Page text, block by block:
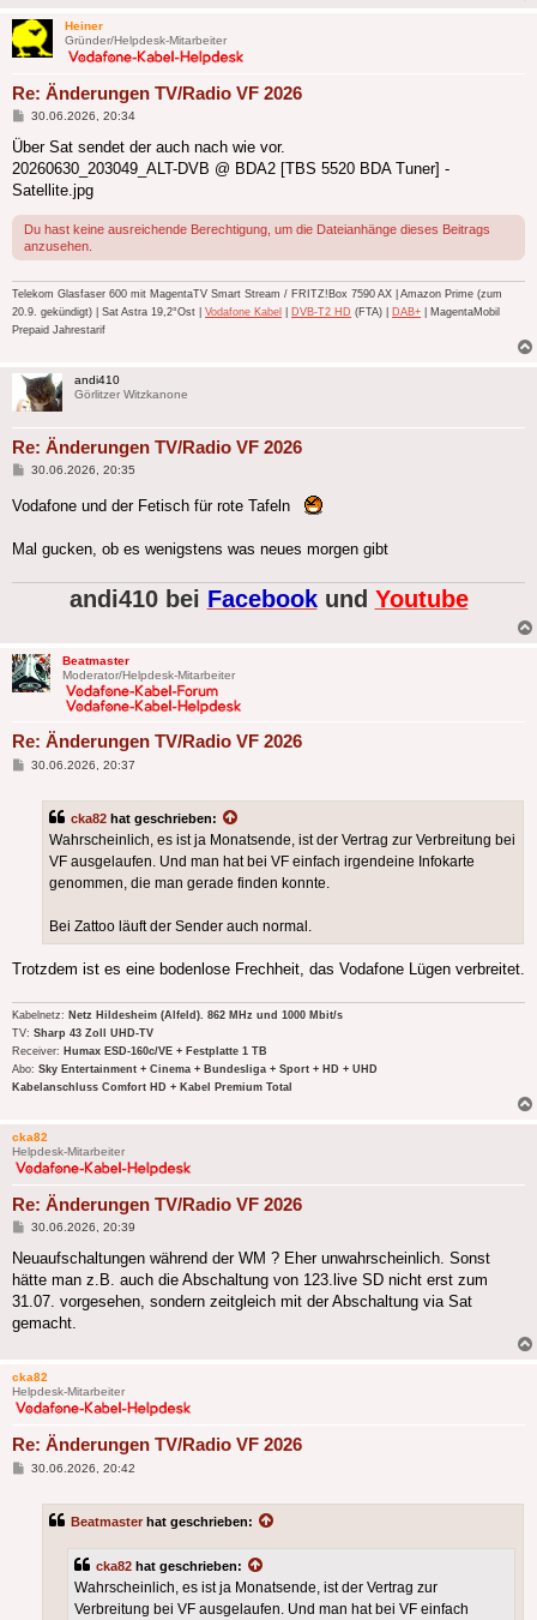
Heiner
Gründer/Helpdesk-Mitarbeiter
Re: Änderungen TV/Radio VF 2026
Beitrag
30.06.2026, 20:34
Über Sat sendet der auch nach wie vor.
20260630_203049_ALT-DVB @ BDA2 [TBS 5520 BDA Tuner] -
Satellite.jpg
Du hast keine ausreichende Berechtigung, um die Dateianhänge dieses Beitrags
anzusehen.
Telekom Glasfaser 600 mit MagentaTV Smart Stream / FRITZ!Box 7590 AX | Amazon Prime (zum
20.9. gekündigt) | Sat Astra 19,2°Ost | Vodafone Kabel DVB-T2 HD (FTA) | DAB+ | MagentaMobil
Prepaid Jahrestarif
andi410
Görlitzer Witzkanone
Re: Änderungen TV/Radio VF 2026
Beitrag
30.06.2026, 20:35
Vodafone und der Fetisch für rote Tafeln
Mal gucken, ob es wenigstens was neues morgen gibt
andi410 bei Facebookund Youtube
Beatmaster
Moderator/Helpdesk-Mitarbeiter
Re: Änderungen TV/Radio VF 2026
Beitrag
30.06.2026, 20:37
cka82 hat geschrieben:
Wahrscheinlich, es ist ja Monatsende, ist der Vertrag zur Verbreitung bei
VF ausgelaufen. Und man hat bei VF einfach irgendeine Infokarte
genommen, die man gerade finden konnte.
Bei Zattoo läuft der Sender auch normal.
Trotzdem ist es eine bodenlose Frechheit, das Vodafone Lügen verbreitet.
Kabelnetz: Netz Hildesheim (Alfeld). 862 MHz und 1000 Mbit/s
TV: Sharp 43 Zoll UHD-TV
Receiver: Humax ESD-160c/VE + Festplatte 1 TB
Abo: Sky Entertainment + Cinema + Bundesliga + Sport + HD + UHD
Kabelanschluss Comfort HD + Kabel Premium Total
cka82
Helpdesk-Mitarbeiter
Re: Änderungen TV/Radio VF 2026
Beitrag
30.06.2026, 20:39
Neuaufschaltungen während der WM ? Eher unwahrscheinlich. Sonst
hätte man z.B. auch die Abschaltung von 123.live SD nicht erst zum
31.07. vorgesehen, sondern zeitgleich mit der Abschaltung via Sat
gemacht.
cka82
Helpdesk-Mitarbeiter
Re: Änderungen TV/Radio VF 2026
Beitrag
30.06.2026, 20:42
Beatmaster hat geschrieben:
cka82 hat geschrieben:
Wahrscheinlich, es ist ja Monatsende, ist der Vertrag zur
Verbreitung bei VF ausgelaufen. Und man hat bei VF einfach